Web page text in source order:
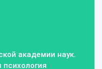
академии наук.